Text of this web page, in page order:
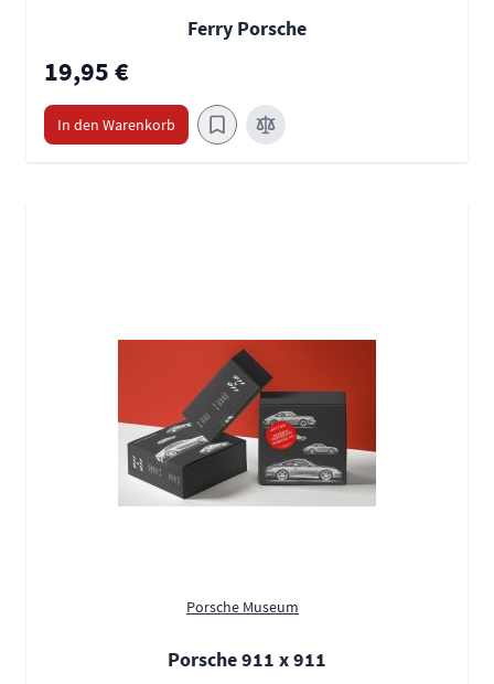
Ferry Porsche
19,95 €
In den Warenkorb
Porsche Museum
Porsche 911 x 911